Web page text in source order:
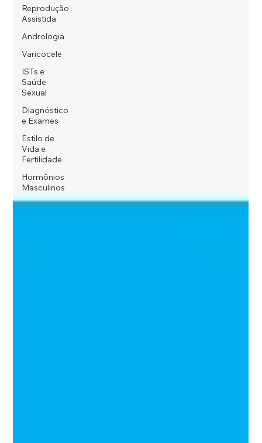
Reprodução
Assistida
Andrologia
Varicocele
ISTs e
Saúde
Sexual
Diagnóstico
e Exames
Estilo de
Vida e
Fertilidade
Hormônios
Masculinos